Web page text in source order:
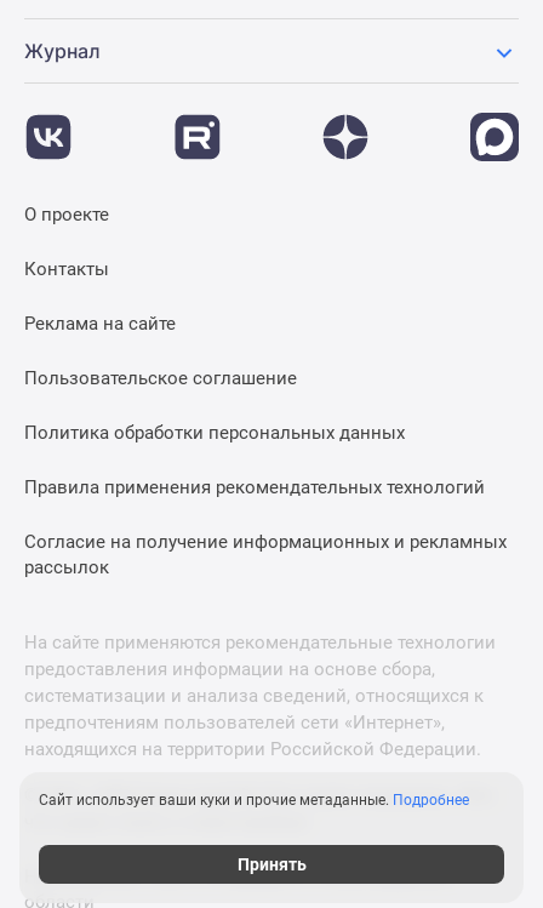
Журнал
О проекте
Контакты
Реклама на сайте
Пользовательское соглашение
Политика обработки персональных данных
Правила применения рекомендательных технологий
Согласие на получение информационных и рекламных
рассылок
На сайте применяются рекомендательные технологии
предоставления информации на основе сбора,
систематизации и анализа сведений, относящихся к
предпочтениям пользователей сети «Интернет»,
находящихся на территории Российской Федерации.
© 2011—2026 Новострой-М. Все права защищены. Всё,
Новостройки Санкт-Петербурга и Ленинградской
области
Сайт использует ваши куки и прочие метаданные. Подробнее
Принять